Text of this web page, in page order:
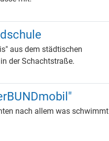
aus dem städtischen
der Schachtstraße.
nach allem was schwimmt